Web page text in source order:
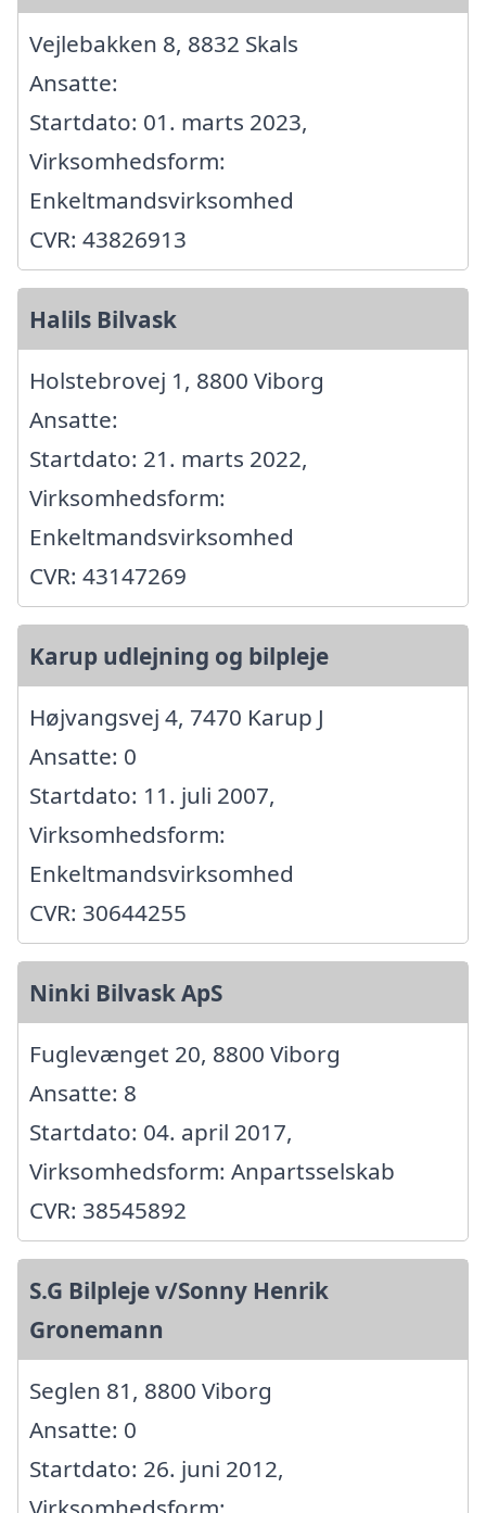
Vejlebakken 8, 8832 Skals
Ansatte:
Startdato: 01. marts 2023,
Virksomhedsform:
Enkeltmandsvirksomhed
CVR: 43826913
Halils Bilvask
Holstebrovej 1, 8800 Viborg
Ansatte:
Startdato: 21. marts 2022,
Virksomhedsform:
Enkeltmandsvirksomhed
CVR: 43147269
Karup udlejning og bilpleje
Højvangsvej 4, 7470 Karup J
Ansatte: 0
Startdato: 11. juli 2007,
Virksomhedsform:
Enkeltmandsvirksomhed
CVR: 30644255
Ninki Bilvask ApS
Fuglevænget 20, 8800 Viborg
Ansatte: 8
Startdato: 04. april 2017,
Virksomhedsform: Anpartsselskab
CVR: 38545892
S.G Bilpleje v/Sonny Henrik
Gronemann
Seglen 81, 8800 Viborg
Ansatte: 0
Startdato: 26. juni 2012,